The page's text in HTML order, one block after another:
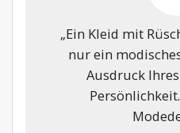
„Ein Kleid mit
nur ein
Ausdruck